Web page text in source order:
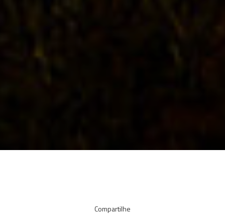
Compartilhe